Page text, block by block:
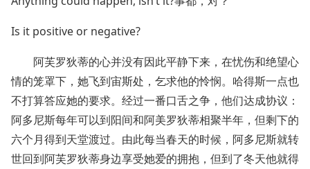
Is it positive or negative?
阿芙罗狄蒂的心并没有因此平静下来，在忧伤和绝望心
情的笼罩下，她飞到宙斯处，乞求他的怜悯。哈得斯一点也
不打算答应她的要求。经过一番口舌之争，他们达成协议：
阿多尼斯每年可以到阳间和阿美罗狄蒂相聚半年，但剩下的
六个月得到天堂渡过。由此每当春天的时候，阿多尼斯就转
世回到阿芙罗狄蒂身边享受她爱的拥抱，但到了冬天他就得